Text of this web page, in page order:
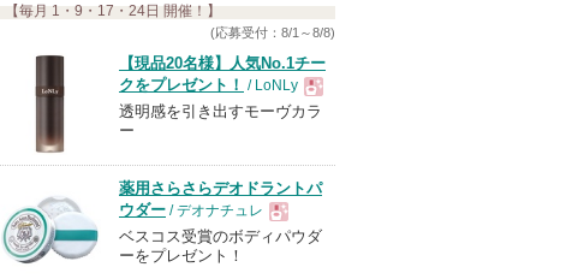
【毎月 1・9・17・24日 開催！】
(応募受付：8/1～8/8)
【現品20名様】人気No.1チー
クをプレゼント！ / LoNLy
現
品
透明感を引き出すモーヴカラ
ー
薬用さらさらデオドラントパ
ウダー / デオナチュレ
現
ベスコス受賞のボディパウダ
ーをプレゼント！